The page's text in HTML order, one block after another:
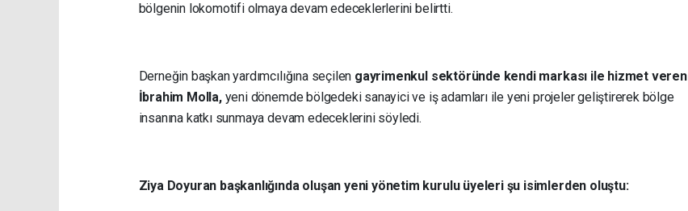
bölgenin lokomotifi olmaya devam edeceklerlerini belirtti.
Derneğin başkan yardımcılığına seçilen gayrimenkul sektöründe kendi markası ile hizmet veren
İbrahim Molla,yeni dönemde bölgedeki sanayici ve iş adamları ile yeni projeler geliştirerek bölge
insanına katkı sunmaya devam edeceklerini söyledi.
Ziya Doyuran başkanlığında oluşan yeni yönetim kurulu üyeleri şu isimlerden oluştu: